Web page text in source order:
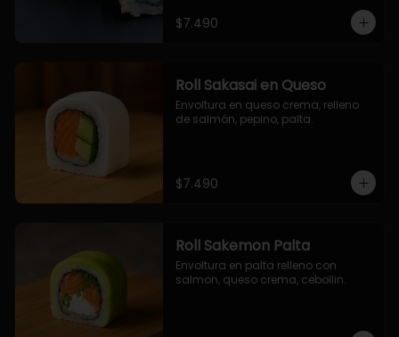
$7.490
Roll Sakasai en Queso
Envoltura en queso crema, relleno
de salmón, pepino, palta.
$7.490
Roll Sakemon Palta
Envoltura en palta relleno con
salmon, queso crema, cebollin.